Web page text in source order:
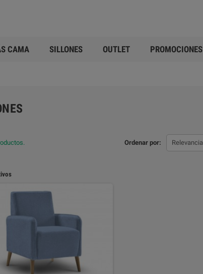
CAMA SILLONES OUTLET PROMOCIONES
Ordenar por: Relevancia